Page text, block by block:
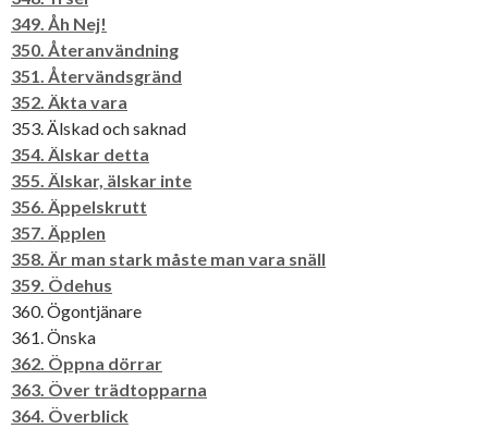
349. Åh Nej!
350. Återanvändning
351. Återvändsgränd
352. Äkta vara
353. Älskad och saknad
354. Älskar detta
355. Älskar, älskar inte
356. Äppelskrutt
357. Äpplen
358. Är man stark måste man vara snäll
359. Ödehus
360. Ögontjänare
361. Önska
362. Öppna dörrar
363. Över trädtopparna
364. Överblick